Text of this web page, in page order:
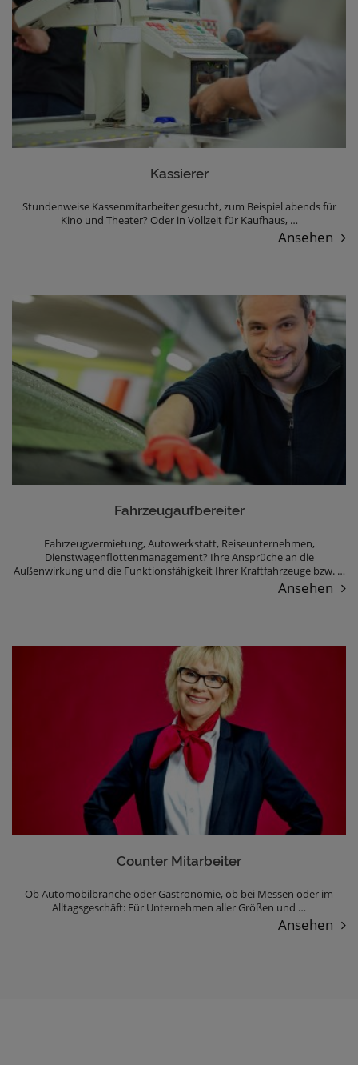
Kassierer
Stundenweise Kassenmitarbeiter gesucht, zum Beispiel abends für
Kino und Theater? Oder in Vollzeit für Kaufhaus, …
Ansehen
Fahrzeugaufbereiter
Fahrzeugvermietung, Autowerkstatt, Reiseunternehmen,
Dienstwagenflottenmanagement? Ihre Ansprüche an die
Außenwirkung und die Funktionsfähigkeit Ihrer Kraftfahrzeuge bzw. …
Ansehen
Counter Mitarbeiter
Ob Automobilbranche oder Gastronomie, ob bei Messen oder im
Alltagsgeschäft: Für Unternehmen aller Größen und …
Ansehen